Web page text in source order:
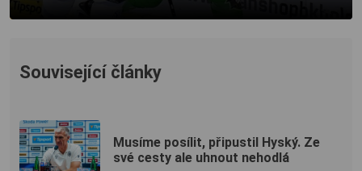
Související články
Musíme posílit, připustil Hyský. Ze
své cesty ale uhnout nehodlá